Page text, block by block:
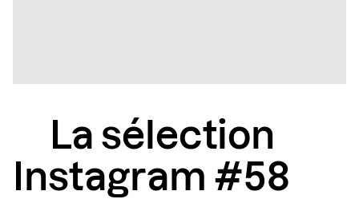
La sélection
Instagram #58